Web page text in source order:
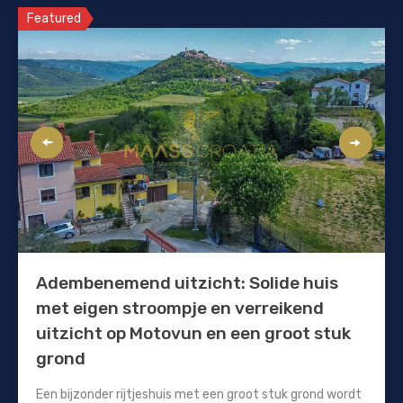
Featured
Adembenemend uitzicht: Solide huis
met eigen stroompje en verreikend
uitzicht op Motovun en een groot stuk
grond
Een bijzonder rijtjeshuis met een groot stuk grond wordt